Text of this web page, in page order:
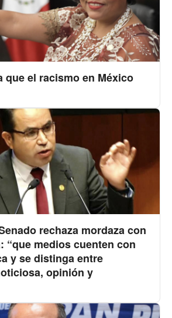
que el racismo en México
rechaza mordaza con
“que medios cuenten con
y se distinga entre
opinión y